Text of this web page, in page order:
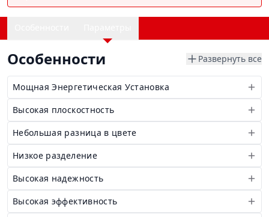
Особенности Развернуть все
Мощная Энергетическая Установка
Высокая плоскостность
Небольшая разница в цвете
Низкое разделение
Высокая надежность
Высокая эффективность